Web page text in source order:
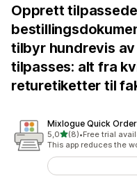
Opprett
tilbyr hundrevis av
tilpasses: alt fra
returetiketter til
Mixlogue Quick
5,0av 5 stjerner
(8)
Totalt 8 omtaler
•Free trial
This app reduces the